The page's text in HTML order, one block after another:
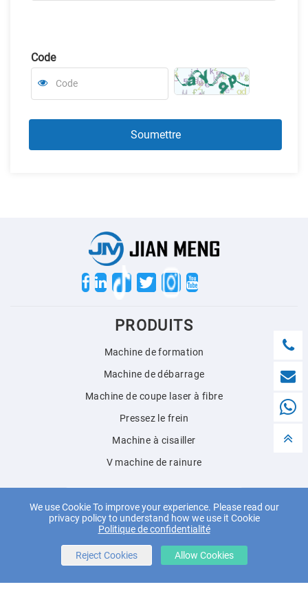
We use Cookie To improve your experience. Please read our
privacy policy to understand how we use it Cookie
Politique de confidentialité
Reject Cookies Allow Cookies
Code
Twitter
PRODUITS
Machine de formation
Machine de débarrage
Machine de coupe laser à fibre
Pressez le frein
Machine à cisailler
V machine de rainure
English
© 2018 Jianmeng Intelligent Equipment (Taizhou) Co., Ltd. Tous
carte du site Accueil RSS XML Politique de confidentialité